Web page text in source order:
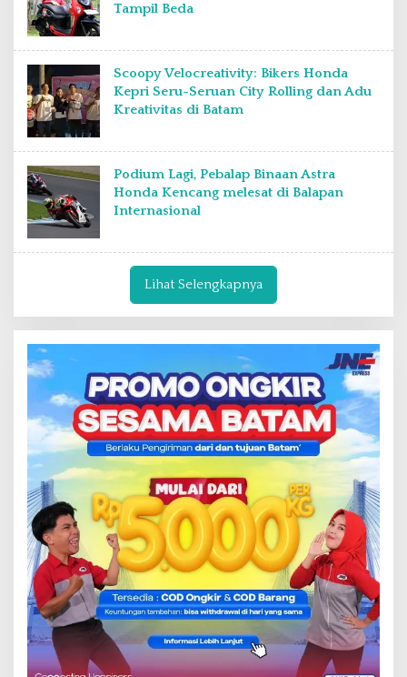
Tampil Beda
Scoopy Velocreativity: Bikers Honda
Kepri Seru-Seruan City Rolling dan Adu
Kreativitas di Batam
Podium Lagi, Pebalap Binaan Astra
Honda Kencang melesat di Balapan
Internasional
Lihat Selengkapnya